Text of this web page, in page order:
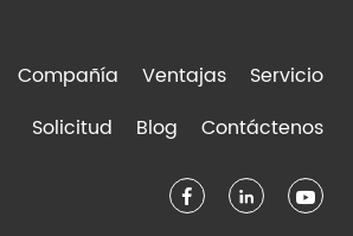
Compañía Ventajas
Servicio
Solicitud
Blog Contáctenos